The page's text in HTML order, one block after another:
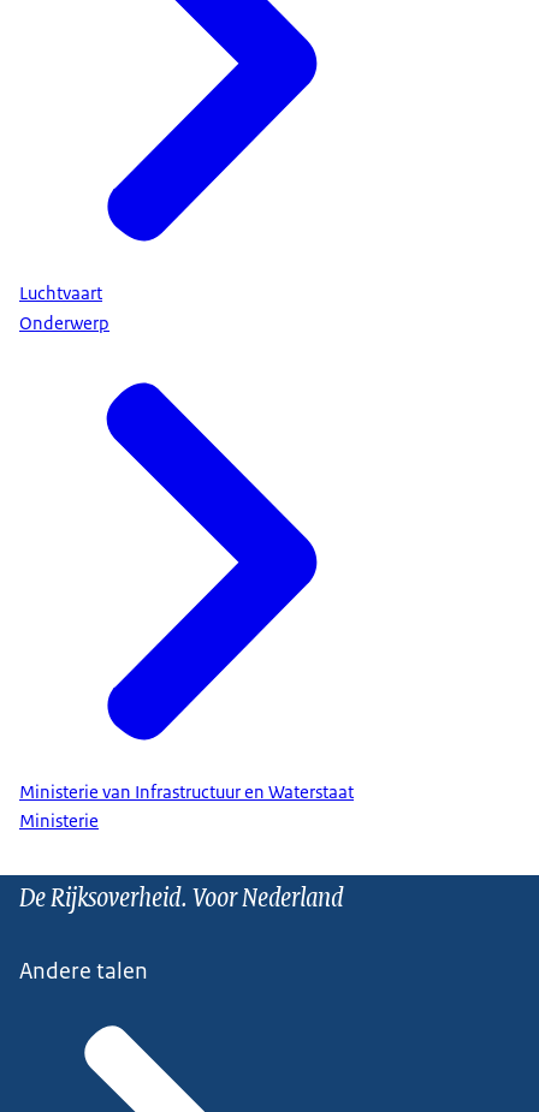
Luchtvaart
Onderwerp
Ministerie van Infrastructuur en Waterstaat
Ministerie
De Rijksoverheid. Voor Nederland
Andere talen